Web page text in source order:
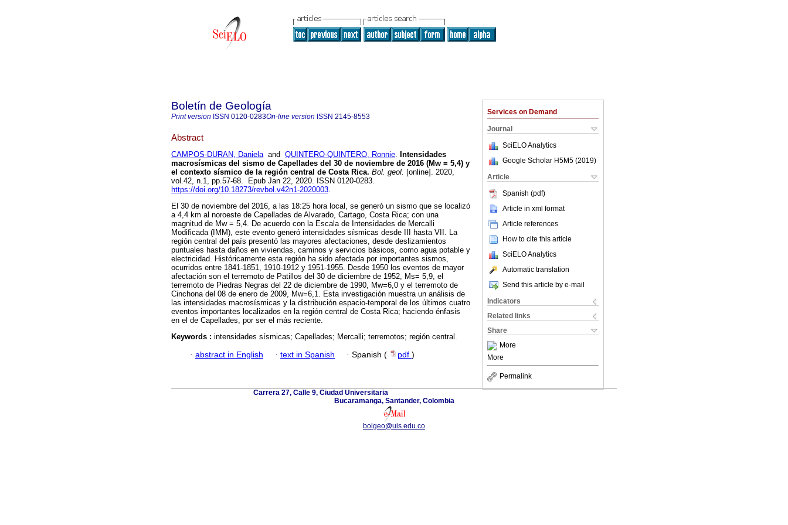
Services on Demand
Journal
SciELO Analytics
Google Scholar H5M5 (2019)
Article
Spanish (pdf)
Article in xml format
Article references
How to cite this article
SciELO Analytics
Automatic translation
Send this article by e-mail
Indicators
Related links
Share
More
More
Permalink
Boletín de Geología
Print version ISSN 0120-0283On-line version ISSN 2145-8553
Abstract
CAMPOS-DURAN, Danielaand QUINTERO-QUINTERO, Ronnie. Intensidades
macrosísmicas del sismo de Capellades del 30 de noviembre de 2016 (Mw = 5,4) y
el contexto sísmico de la región central de Costa Rica. Bol. geol. [online]. 2020,
vol.42, n.1, pp.57-68. Epub Jan 22, 2020. ISSN 0120-0283.
https://doi.org/10.18273/revbol.v42n1-2020003.
El 30 de noviembre del 2016, a las 18:25 hora local, se generó un sismo que se localizó
a 4,4 km al noroeste de Capellades de Alvarado, Cartago, Costa Rica; con una
magnitud de Mw = 5,4. De acuerdo con la Escala de Intensidades de Mercalli
Modificada (IMM), este evento generó intensidades sísmicas desde III hasta VII. La
región central del país presentó las mayores afectaciones, desde deslizamientos
puntuales hasta daños en viviendas, caminos y servicios básicos, como agua potable y
electricidad. Históricamente esta región ha sido afectada por importantes sismos,
ocurridos entre 1841-1851, 1910-1912 y 1951-1955. Desde 1950 los eventos de mayor
afectación son el terremoto de Patillos del 30 de diciembre de 1952, Ms= 5,9, el
terremoto de Piedras Negras del 22 de diciembre de 1990, Mw=6,0 y el terremoto de
Cinchona del 08 de enero de 2009, Mw=6,1. Esta investigación muestra un análisis de
las intensidades macrosísmicas y la distribución espacio-temporal de los últimos cuatro
eventos importantes localizados en la región central de Costa Rica; haciendo énfasis
en el de Capellades, por ser el más reciente.
Keywords : intensidades sísmicas; Capellades; Mercalli; terremotos; región central.
· abstract in English · text in Spanish · Spanish ( pdf )
Carrera 27, Calle 9, Ciudad Universitaria
Bucaramanga, Santander, Colombia
bolgeo@uis.edu.co